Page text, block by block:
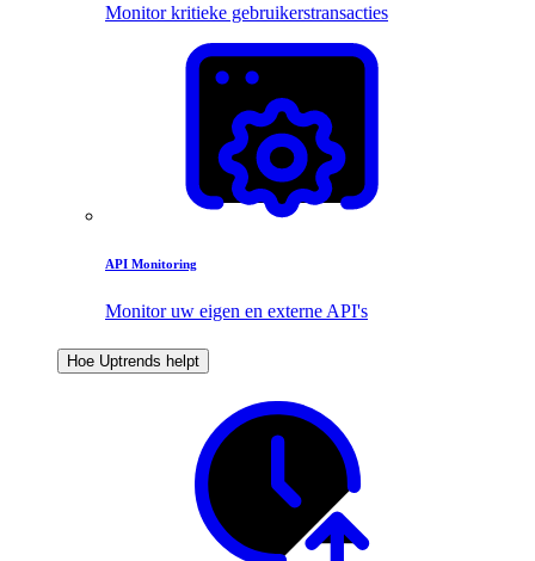
Monitor kritieke gebruikerstransacties
API Monitoring
Monitor uw eigen en externe API's
Hoe Uptrends helpt